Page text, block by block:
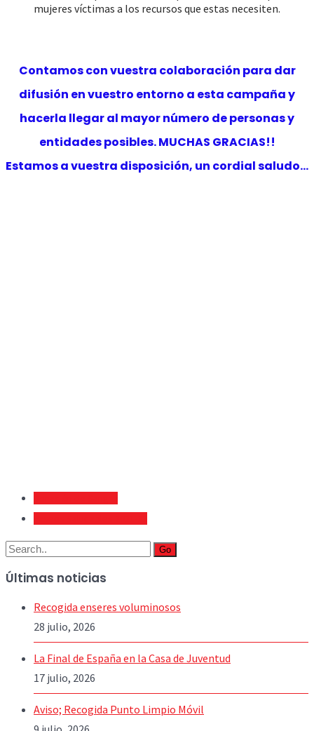
mujeres víctimas a los recursos que estas necesiten.
Contamos con vuestra colaboración para dar
difusión en vuestro entorno a esta campaña y
hacerla llegar al mayor número de personas y
entidades posibles. MUCHAS GRACIAS!!
Estamos a vuestra disposición, un cordial saludo…
Go
Últimas noticias
Recogida enseres voluminosos
28 julio, 2026
La Final de España en la Casa de Juventud
17 julio, 2026
Aviso; Recogida Punto Limpio Móvil